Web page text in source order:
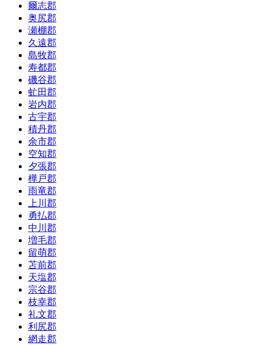
爾志郡
奥尻郡
瀬棚郡
久遠郡
島牧郡
寿都郡
磯谷郡
虻田郡
岩内郡
古宇郡
積丹郡
余市郡
空知郡
夕張郡
樺戸郡
雨竜郡
上川郡
勇払郡
中川郡
増毛郡
留萌郡
苫前郡
天塩郡
宗谷郡
枝幸郡
礼文郡
利尻郡
網走郡